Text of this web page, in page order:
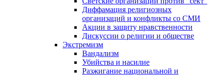
Диффамация религиозных
организаций и конфликты со СМИ
Акции в защиту нравственности
Дискуссии о религии и обществе
Экстремизм
Вандализм
Убийства и насилие
Разжигание национальной и